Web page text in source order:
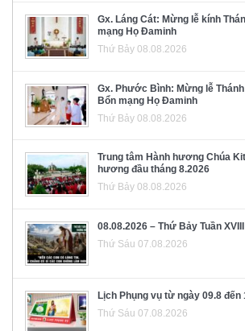
Gx. Láng Cát: Mừng lễ kính
mạng Họ Đaminh
Thứ Bảy 08.08.2026
Gx. Phước Bình: Mừng lễ
Bổn mạng Họ Đaminh
Thứ Bảy 08.08.2026
Trung tâm Hành hương Chúa
hương đầu tháng 8.2026
Thứ Bảy 08.08.2026
08.08.2026 – Thứ Bảy Tuần
Thứ Sáu 07.08.2026
Lịch Phụng vụ từ ngày 09.8 đến
Thứ Sáu 07.08.2026